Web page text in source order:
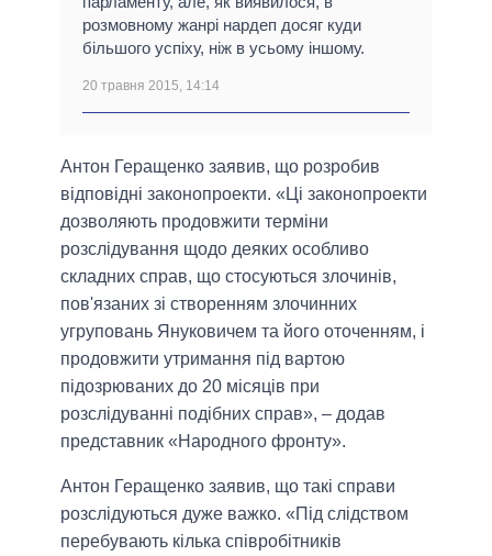
розмовному жанрі нардеп досяг куди
більшого успіху, ніж в усьому іншому.
20 травня 2015, 14:14
Антон Геращенко заявив, що розробив
відповідні законопроекти. «Ці законопроекти
дозволяють продовжити терміни
розслідування щодо деяких особливо
складних справ, що стосуються злочинів,
пов'язаних зі створенням злочинних
угруповань Януковичем та його оточенням, і
продовжити утримання під вартою
підозрюваних до 20 місяців при
розслідуванні подібних справ», – додав
представник «Народного фронту».
Антон Геращенко заявив, що такі справи
розслідуються дуже важко. «Під слідством
перебувають кілька співробітників